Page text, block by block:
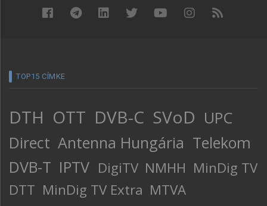
TOP15 CÍMKE
DTH OTT DVB-C SVoD UPC
Direct Antenna Hungária Telekom
DVB-T IPTV DigiTV NMHH MinDig TV
DTT MinDig TV Extra MTVA